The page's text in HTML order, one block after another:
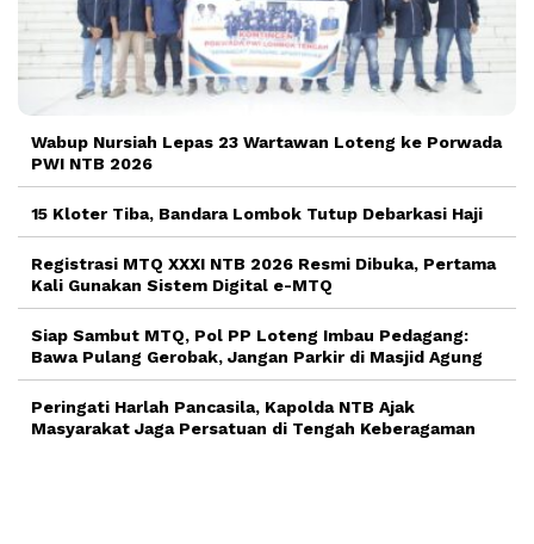
Wabup Nursiah Lepas 23 Wartawan Loteng ke Porwada
PWI NTB 2026
15 Kloter Tiba, Bandara Lombok Tutup Debarkasi Haji
Registrasi MTQ XXXI NTB 2026 Resmi Dibuka, Pertama
Kali Gunakan Sistem Digital e-MTQ
Siap Sambut MTQ, Pol PP Loteng Imbau Pedagang:
Bawa Pulang Gerobak, Jangan Parkir di Masjid Agung
Peringati Harlah Pancasila, Kapolda NTB Ajak
Masyarakat Jaga Persatuan di Tengah Keberagaman